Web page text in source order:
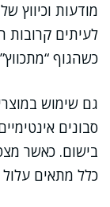
מודעות וכיווץ
לעיתים
כשהגוף
גם שימוש
סבונים
בישום. כאשר
כלל מתאים